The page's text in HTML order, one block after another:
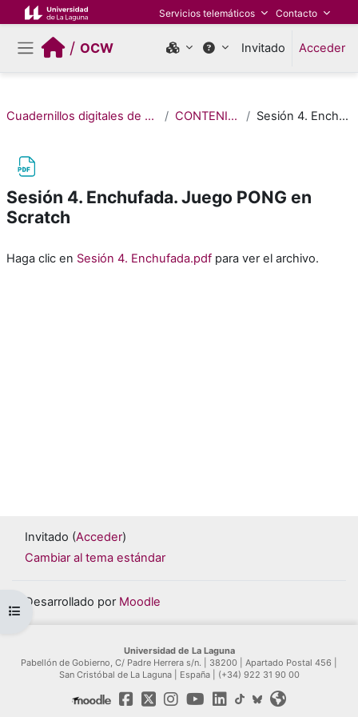
Salta al contenido principal Servicios telemáticos Contacto
Panel lateral
/OCW Invitado Acceder
Abrir índice del curso
Cuadernillos digitales de Pensamiento Computacional (Edición 2022) CONTENIDOS DE SECUNDARIA Sesión 4. Enchufada. Juego PONG en Scratch
Sesión 4. Enchufada. Juego PONG en
Scratch
Haga clic en Sesión 4. Enchufada.pdf para ver el archivo.
Invitado (Acceder)
Cambiar al tema estándar
Desarrollado por Moodle
Universidad de La Laguna
Pabellón de Gobierno, C/ Padre Herrera s/n. | 38200 | Apartado Postal 456 |
San Cristóbal de La Laguna | España | (+34) 922 31 90 00